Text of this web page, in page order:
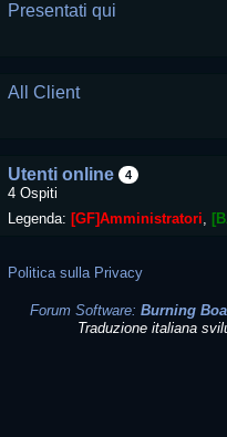
Presentati qui
All Client
Utenti online 4
4 Ospiti
Legenda: [GF]Amministratori
Politica sulla Privacy
Forum Software: Burning
Traduzione italiana